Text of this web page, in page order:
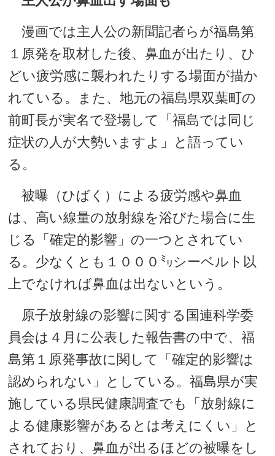
漫画では主人公の新聞記者らが福島第
１原発を取材した後、鼻血が出たり、ひ
どい疲労感に襲われたりする場面が描か
れている。また、地元の福島県双葉町の
前町長が実名で登場して「福島では同じ
症状の人が大勢いますよ」と語ってい
る。
被曝（ひばく）による疲労感や鼻血
は、高い線量の放射線を浴びた場合に生
じる「確定的影響」の一つとされてい
る。少なくとも１０００㍉シーベルト以
上でなければ鼻血は出ないという。
原子放射線の影響に関する国連科学委
員会は４月に公表した報告書の中で、福
島第１原発事故に関して「確定的影響は
認められない」としている。福島県が実
施している県民健康調査でも「放射線に
よる健康影響があるとは考えにくい」と
されており、鼻血が出るほどの被曝をし